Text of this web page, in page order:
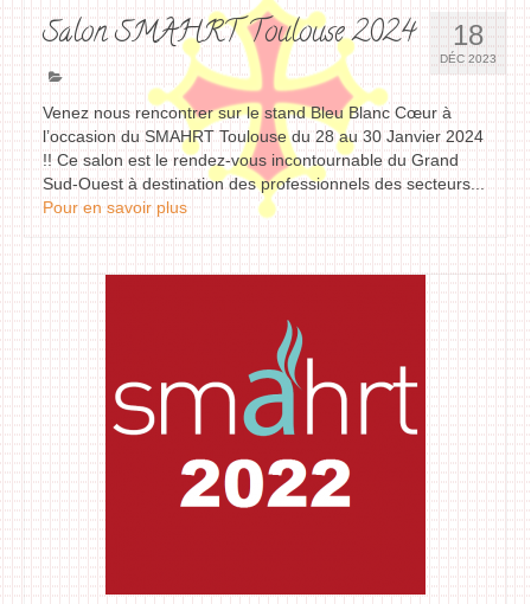
18
DÉC 2023
Salon SMAHRT Toulouse 2024
Venez nous rencontrer sur le stand Bleu Blanc Cœur à
l’occasion du SMAHRT Toulouse du 28 au 30 Janvier 2024
!! Ce salon est le rendez-vous incontournable du Grand
Sud-Ouest à destination des professionnels des secteurs...
Pour en savoir plus